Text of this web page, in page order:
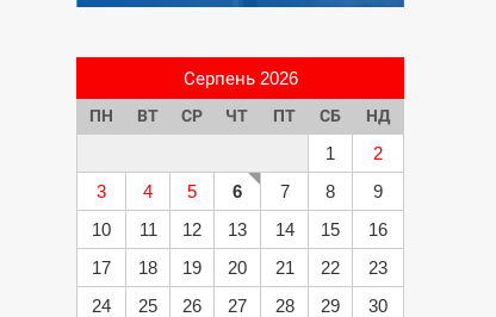
Серпень 2026
ПН ВТ СР ЧТ ПТ СБ НД
1
2
3
4 5 6 7 8
9
10
11 12 13 14 15
16
17
18 19 20 21 22
23
24
25 26 27 28 29
30